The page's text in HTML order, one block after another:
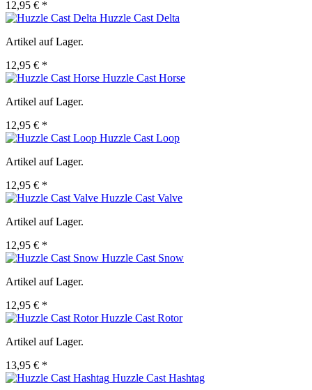
12,95 € *
Huzzle Cast Delta
Artikel auf Lager.
12,95 € *
Huzzle Cast Horse
Artikel auf Lager.
12,95 € *
Huzzle Cast Loop
Artikel auf Lager.
12,95 € *
Huzzle Cast Valve
Artikel auf Lager.
12,95 € *
Huzzle Cast Snow
Artikel auf Lager.
12,95 € *
Huzzle Cast Rotor
Artikel auf Lager.
13,95 € *
Huzzle Cast Hashtag